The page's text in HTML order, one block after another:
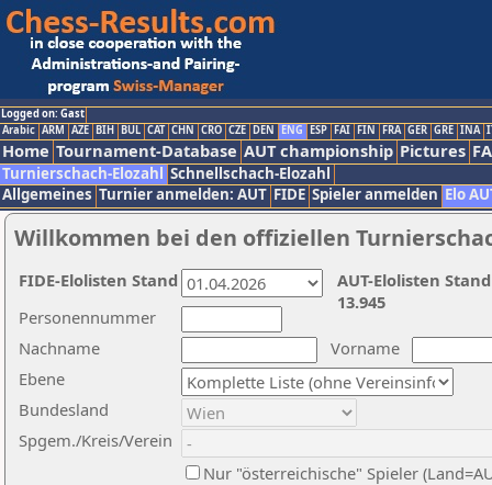
Logged on: Gast
Arabic ARM AZE BIH BUL CAT CHN CRO CZE DEN ENG ESP FAI FIN FRA GER GRE INA
Home Tournament-Database AUT championship Pictures
Turnierschach-Elozahl Schnellschach-Elozahl
Allgemeines Turnier anmelden: AUT FIDE Spieler anmelden Elo
Willkommen bei den offiziellen
Nachname
Vorname
Ebene
Personennummer
Bundesland
Spgem./Kreis/Verein
Nur "österreichische" Spieler
AUT-Elolisten
13.945
FIDE-Elolisten Stand